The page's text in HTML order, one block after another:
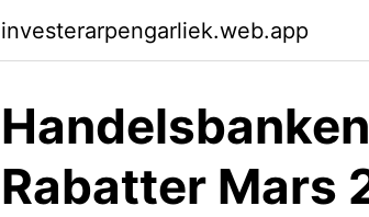
investerarpengarliek.web.app
Rabatter Mars